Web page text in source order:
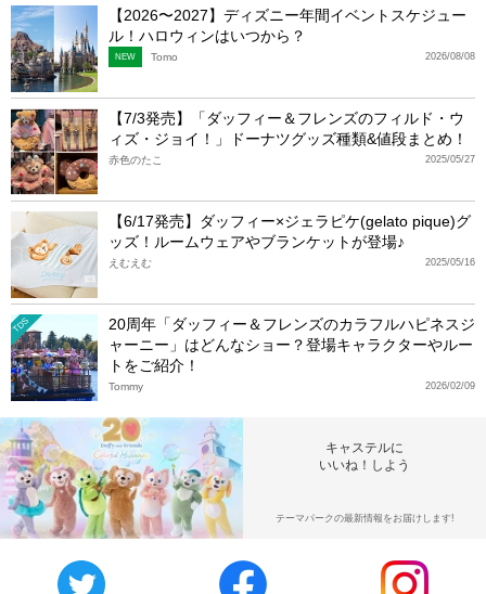
【2026〜2027】ディズニー年間イベントスケジュー
ル！ハロウィンはいつから？
2026/08/08
NEW Tomo
【7/3発売】「ダッフィー＆フレンズのフィルド・ウ
ィズ・ジョイ！」ドーナツグッズ種類&値段まとめ！
2025/05/27
赤色のたこ
【6/17発売】ダッフィー×ジェラピケ(gelato pique)グ
ッズ！ルームウェアやブランケットが登場♪
2025/05/16
えむえむ
TDS
20周年「ダッフィー＆フレンズのカラフルハピネスジ
ャーニー」はどんなショー？登場キャラクターやルー
トをご紹介！
2026/02/09
Tommy
キャステルに
いいね！しよう
テーマパークの最新情報をお届けします!